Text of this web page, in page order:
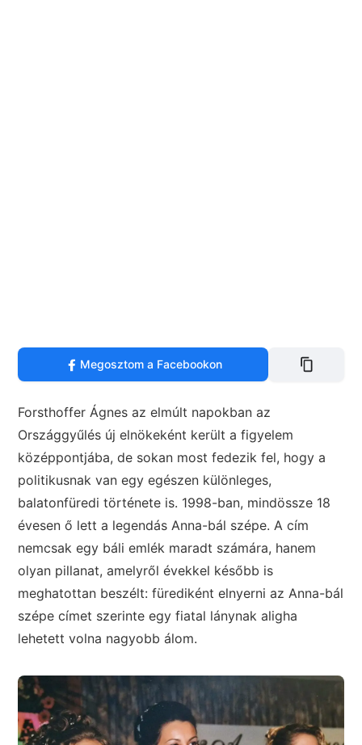
Megosztom a Facebookon
Forsthoffer Ágnes az elmúlt napokban az
Országgyűlés új elnökeként került a figyelem
középpontjába, de sokan most fedezik fel, hogy a
politikusnak van egy egészen különleges,
balatonfüredi története is. 1998-ban, mindössze 18
évesen ő lett a legendás Anna-bál szépe. A cím
nemcsak egy báli emlék maradt számára, hanem
olyan pillanat, amelyről évekkel később is
meghatottan beszélt: fürediként elnyerni az Anna-bál
szépe címet szerinte egy fiatal lánynak aligha
lehetett volna nagyobb álom.